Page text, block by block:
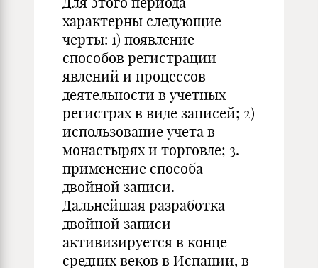
характерны следующие
черты: 1) появление
способов регистрации
явлений и процессов
деятельности в учетных
регистрах в виде записей; 2)
использование учета в
монастырях и торговле; 3.
применение способа
двойной записи.
Дальнейшая разработка
двойной записи
активизируется в конце
средних веков в Испании, в